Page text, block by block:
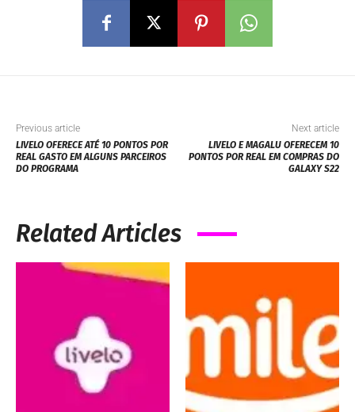
Previous article
LIVELO OFERECE ATÉ 10 PONTOS POR
REAL GASTO EM ALGUNS PARCEIROS
DO PROGRAMA
Next article
LIVELO E MAGALU OFERECEM 10
PONTOS POR REAL EM COMPRAS DO
GALAXY S22
Related Articles